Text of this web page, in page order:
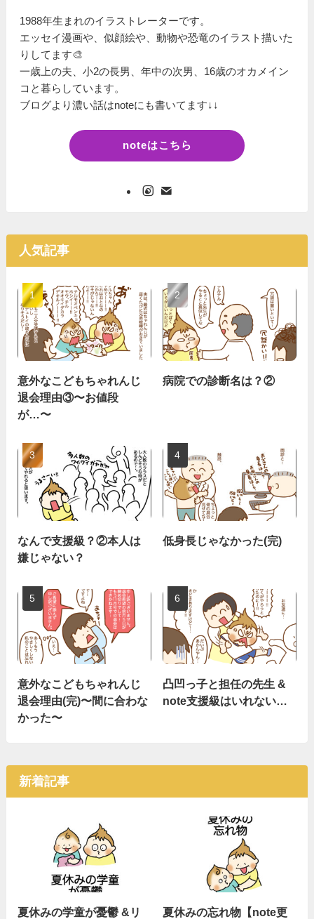
1988年生まれのイラストレーターです。
エッセイ漫画や、似顔絵や、動物や恐竜のイラスト描いた
りしてます🎨
一歳上の夫、小2の長男、年中の次男、16歳のオカメイン
コと暮らしています。
ブログより濃い話はnoteにも書いてます↓↓
noteはこちら
人気記事
意外なこどもちゃれんじ
退会理由③〜お値段
が…〜
病院での診断名は？②
なんで支援級？②本人は
嫌じゃない？
低身長じゃなかった(完)
意外なこどもちゃれんじ
退会理由(完)〜間に合わな
かった〜
凸凹っ子と担任の先生 &
note支援級はいれない…
新着記事
夏休みの学童が憂鬱 &リ
夏休みの忘れ物【note更